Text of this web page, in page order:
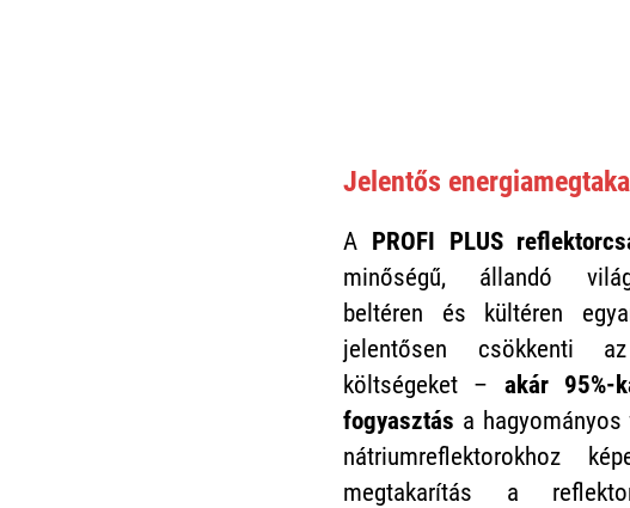
Jelentős
A PROFI PLUS
minőségű, állandó
beltéren és kültéren
jelentősen csökkenti
költségeket – akár 95%-
fogyasztás a
nátriumreflektorokhoz
megtakarítás a